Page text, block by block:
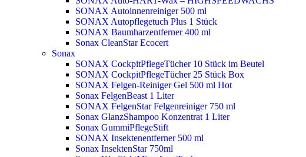
SONAX Autoinnenreiniger 500 ml
SONAX Autopflegetuch Plus 1 Stück
SONAX Baumharzentferner 400 ml
Sonax CleanStar Ecocert
Sonax
SONAX CockpitPflegeTücher 10 Stück im Beutel
SONAX CockpitPflegeTücher 25 Stück Box
SONAX Felgen-Reiniger Gel 500 ml Hot
Sonax FelgenBeast 1 Liter
SONAX FelgenStar Felgenreiniger 750 ml
Sonax GlanzShampoo Konzentrat 1 Liter
Sonax GummiPflegeStift
SONAX Insektenentferner 500 ml
Sonax InsektenStar 750ml